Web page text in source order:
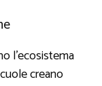
l’ecosistema
creano